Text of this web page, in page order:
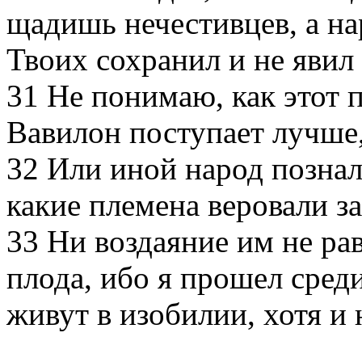
щадишь нечестивцев, а
Твоих сохранил и не
31 Не понимаю, как этот
Вавилон поступает
32 Или иной народ
какие племена веровали
33 Ни воздаяние им не
плода, ибо я прошел
живут в изобилии, хотя и